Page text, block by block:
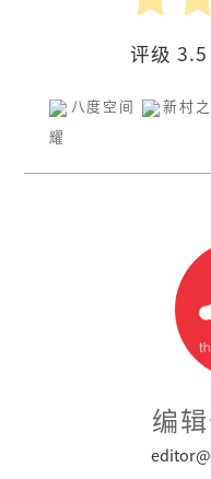
评级3.5
八度空间 新村
耀
编